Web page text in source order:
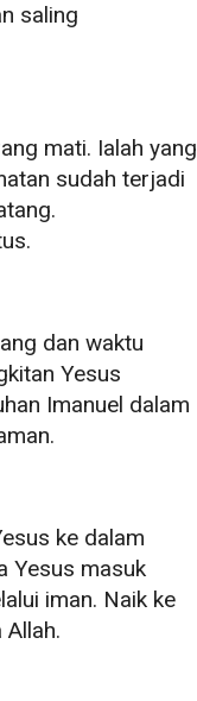
saling
mati. Ialah yang
sudah terjadi
dan waktu
Yesus
Imanuel dalam
ke dalam
Yesus masuk
iman. Naik ke